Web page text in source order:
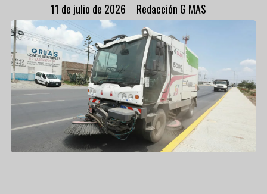
Redacción G MAS
11 de julio de 2026